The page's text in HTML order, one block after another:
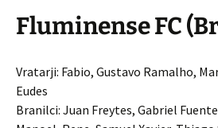
Fluminense FC
Vratarji: Fabio, Gustavo Ramalho,
Eudes
Branilci: Juan Freytes, Gabriel